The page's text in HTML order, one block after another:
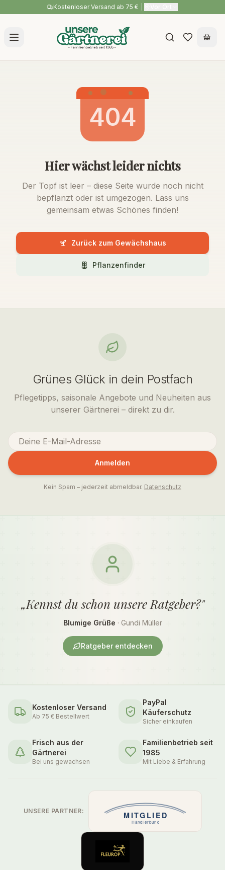
Kostenloser Versand ab 75 €
404
Hier wächst leider nichts
Der Topf ist leer – diese Seite wurde noch nicht
bepflanzt oder ist umgezogen. Lass uns
gemeinsam etwas Schönes finden!
Zurück zum Gewächshaus
Pflanzenfinder
Grünes Glück in dein Postfach
Pflegetipps, saisonale Angebote und Neuheiten aus
unserer Gärtnerei – direkt zu dir.
Anmelden
Kein Spam – jederzeit abmeldbar. Datenschutz
„Kennst du schon unsere Ratgeber?"
Blumige Grüße · Gundi Müller
Ratgeber entdecken
Kostenloser Versand
Ab 75 € Bestellwert
PayPal
Käuferschutz
Sicher einkaufen
Frisch aus der
Gärtnerei
Bei uns gewachsen
Familienbetrieb seit
1985
Mit Liebe & Erfahrung
UNSERE PARTNER: